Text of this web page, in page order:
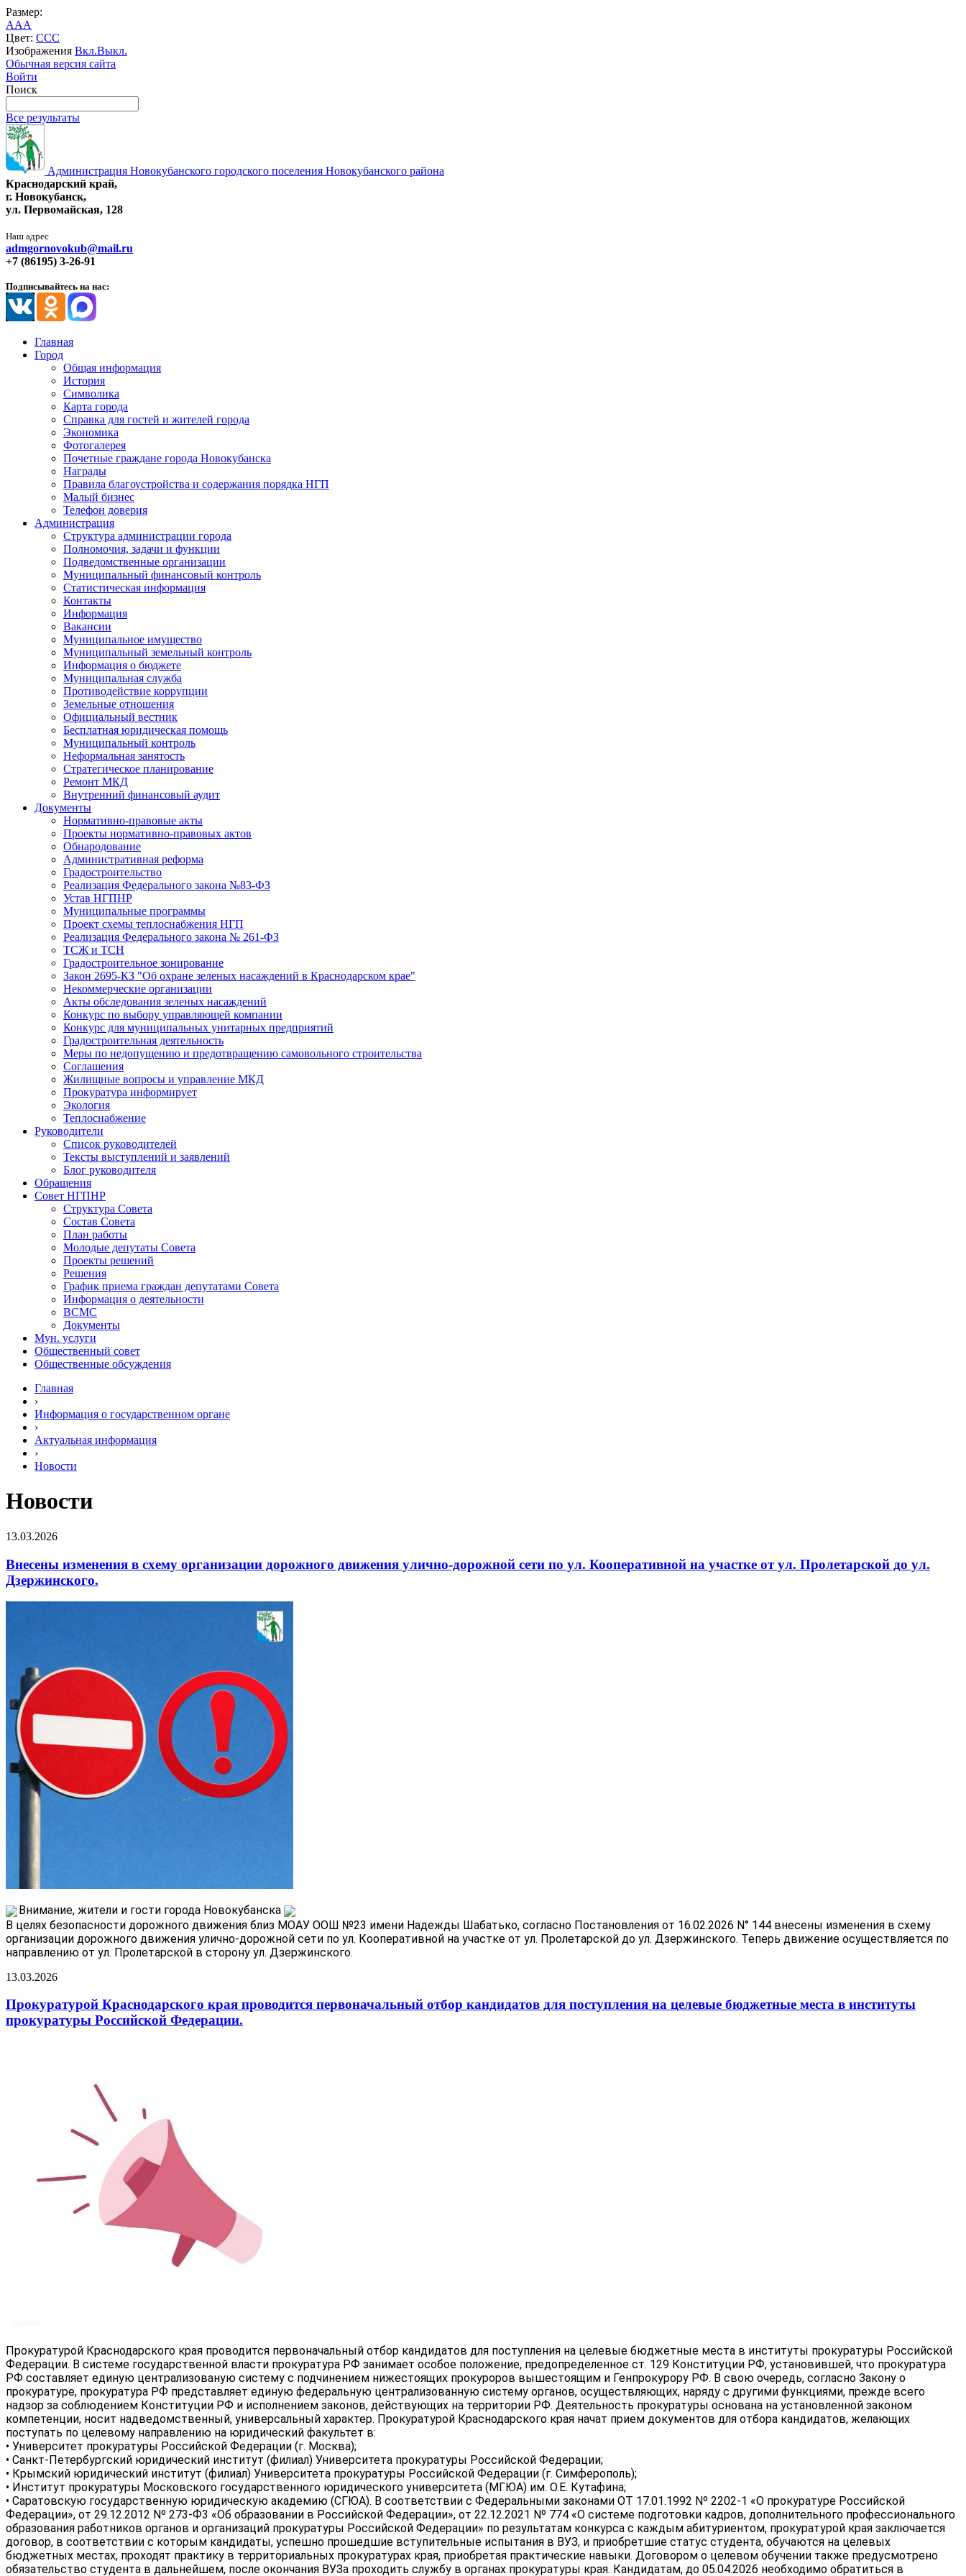
Размер:
AAA
Цвет: CCC
Изображения Вкл.Выкл.
Обычная версия сайта
Войти
Поиск
Все результаты
Администрация Новокубанского городского поселения Новокубанского района
Краснодарский край,
г. Новокубанск,
ул. Первомайская, 128
Наш адрес
admgornovokub@mail.ru
+7 (86195) 3-26-91
Подписывайтесь на нас:
Главная
Город
Общая информация
История
Символика
Карта города
Справка для гостей и жителей города
Экономика
Фотогалерея
Почетные граждане города Новокубанска
Награды
Правила благоустройства и содержания порядка НГП
Малый бизнес
Телефон доверия
Администрация
Структура администрации города
Полномочия, задачи и функции
Подведомственные организации
Муниципальный финансовый контроль
Статистическая информация
Контакты
Информация
Вакансии
Муниципальное имущество
Муниципальный земельный контроль
Информация о бюджете
Муниципальная служба
Противодействие коррупции
Земельные отношения
Официальный вестник
Бесплатная юридическая помощь
Муниципальный контроль
Неформальная занятость
Стратегическое планирование
Ремонт МКД
Внутренний финансовый аудит
Документы
Нормативно-правовые акты
Проекты нормативно-правовых актов
Обнародование
Административная реформа
Градостроительство
Реализация Федерального закона №83-ФЗ
Устав НГПНР
Муниципальные программы
Проект схемы теплоснабжения НГП
Реализация Федерального закона № 261-ФЗ
ТСЖ и ТСН
Градостроительное зонирование
Закон 2695-КЗ "Об охране зеленых насаждений в Краснодарском крае"
Некоммерческие организации
Акты обследования зеленых насаждений
Конкурс по выбору управляющей компании
Конкурс для муниципальных унитарных предприятий
Градостроительная деятельность
Меры по недопущению и предотвращению самовольного строительства
Соглашения
Жилищные вопросы и управление МКД
Прокуратура информирует
Экология
Теплоснабжение
Руководители
Список руководителей
Тексты выступлений и заявлений
Блог руководителя
Обращения
Совет НГПНР
Структура Совета
Состав Совета
План работы
Молодые депутаты Совета
Проекты решений
Решения
График приема граждан депутатами Совета
Информация о деятельности
ВСМС
Документы
Мун. услуги
Общественный совет
Общественные обсуждения
Главная
›
Информация о государственном органе
›
Актуальная информация
›
Новости
Новости
13.03.2026
Внесены изменения в схему организации дорожного движения улично-дорожной сети по ул. Кооперативной на участке от ул. Пролетарской до ул.
Дзержинского.
Внимание, жители и гости города Новокубанска
В целях безопасности дорожного движения близ МОАУ ООШ №23 имени Надежды Шабатько, согласно Постановления от 16.02.2026 N° 144 внесены изменения в схему
организации дорожного движения улично-дорожной сети по ул. Кооперативной на участке от ул. Пролетарской до ул. Дзержинского. Теперь движение осуществляется по
направлению от ул. Пролетарской в сторону ул. Дзержинского.
13.03.2026
Прокуратурой Краснодарского края проводится первоначальный отбор кандидатов для поступления на целевые бюджетные места в институты
прокуратуры Российской Федерации.
Прокуратурой Краснодарского края проводится первоначальный отбор кандидатов для поступления на целевые бюджетные места в институты прокуратуры Российской
Федерации. В системе государственной власти прокуратура РФ занимает особое положение, предопределенное ст. 129 Конституции РФ, установившей, что прокуратура
РФ составляет единую централизованую систему с подчинением нижестоящих прокуроров вышестоящим и Генпрокурору РФ. В свою очередь, согласно Закону о
прокуратуре, прокуратура РФ представляет единую федеральную централизованную систему органов, осуществляющих, наряду с другими функциями, прежде всего
надзор за соблюдением Конституции РФ и исполнением законов, действующих на территории РФ. Деятельность прокуратуры основана на установленной законом
компетенции, носит надведомственный, универсальный характер. Прокуратурой Краснодарского края начат прием документов для отбора кандидатов, желающих
поступать по целевому направлению на юридический факультет в:
• Университет прокуратуры Российской Федерации (г. Москва);
• Санкт-Петербургский юридический институт (филиал) Университета прокуратуры Российской Федерации;
• Крымский юридический институт (филиал) Университета прокуратуры Российской Федерации (г. Симферополь);
• Институт прокуратуры Московского государственного юридического университета (МГЮА) им. О.Е. Кутафина;
• Саратовскую государственную юридическую академию (СГЮА). В соответствии с Федеральными законами ОТ 17.01.1992 Nº 2202-1 «О прокуратуре Российской
Федерации», от 29.12.2012 Nº 273-Ф3 «Об образовании в Российской Федерации», от 22.12.2021 Nº 774 «О системе подготовки кадров, дополнительного профессионального
образования работников органов и организаций прокуратуры Российской Федерации» по результатам конкурса с каждым абитуриентом, прокуратурой края заключается
договор, в соответствии с которым кандидаты, успешно прошедшие вступительные испытания в ВУЗ, и приобретшие статус студента, обучаются на целевых
бюджетных местах, проходят практику в территориальных прокуратурах края, приобретая практические навыки. Договором о целевом обучении также предусмотрено
обязательство студента в дальнейшем, после окончания ВУЗа проходить службу в органах прокуратуры края. Кандидатам, до 05.04.2026 необходимо обратиться в